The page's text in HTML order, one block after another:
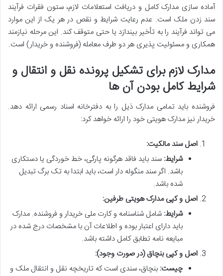
آماده سازی مدارک کامل و دریافت استعلامات لازم، ستون فقرات فرآیند
سند زدن ملک است. عدم رعایت شرایط و نقص در هر یک از این موارد
می تواند فرآیند را به تأخیر بیندازد یا حتی متوقف کند. این مرحله نیازمند
همکاری و مسئولیت پذیری هر دو طرف معامله (فروشنده و خریدار) است.
مدارک لازم برای تشکیل پرونده نقل و انتقال و
شرایط کامل بودن آن ها
فروشنده باید تمامی مدارک ذیل را به دفترخانه اسناد رسمی ارائه دهد.
خریدار نیز مدارک هویتی خود را ارائه خواهد کرد:
اصل سند مالکیت:
شرایط: سند باید فاقد هرگونه پارگی، خط خوردگی یا دستکاری
باشد. اگر سند منگوله دار است، باید ابتدا به تک برگ تبدیل
شده باشد.
اصل و کپی مدارک هویتی طرفین:
شرایط: شامل شناسنامه و کارت ملی خریدار و فروشنده. مدارک
باید دارای اعتبار بوده و اطلاعات آن با مشخصات درج شده در
مبایعه نامه تطابق کامل داشته باشد.
اصل و کپی بنچاق (در صورت وجود):
چیست: بنچاق، سندی است که تاریخچه نقل و انتقال ملک و